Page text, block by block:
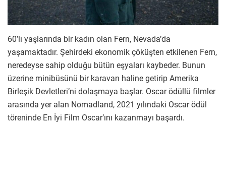
60’lı yaşlarında bir kadın olan Fern, Nevada’da
yaşamaktadır. Şehirdeki ekonomik çöküşten etkilenen Fern,
neredeyse sahip olduğu bütün eşyaları kaybeder. Bunun
üzerine minibüsünü bir karavan haline getirip Amerika
Birleşik Devletleri’ni dolaşmaya başlar. Oscar ödüllü filmler
arasında yer alan Nomadland, 2021 yılındaki Oscar ödül
töreninde En İyi Film Oscar’ını kazanmayı başardı.